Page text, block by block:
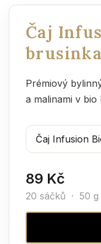
Čaj
Prémiový
a malinami v bio
89 Kč
20 sáčků · 50 g